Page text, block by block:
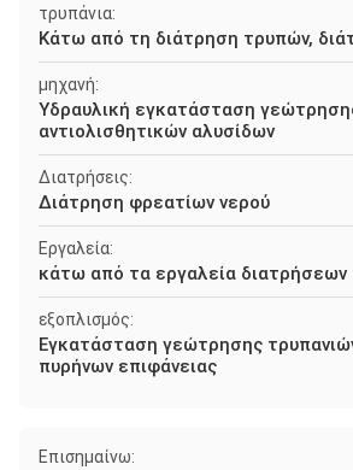
τρυπάνια:
Κάτω από τη διάτρηση τρυπών,
μηχανή:
Υδραυλική εγκατάσταση
αντιολισθητικών αλυσίδων
Διατρήσεις:
Διάτρηση φρεατίων νερού
Εργαλεία:
κάτω από τα εργαλεία
εξοπλισμός:
Εγκατάσταση γεώτρησης
πυρήνων επιφάνειας
Επισημαίνω: